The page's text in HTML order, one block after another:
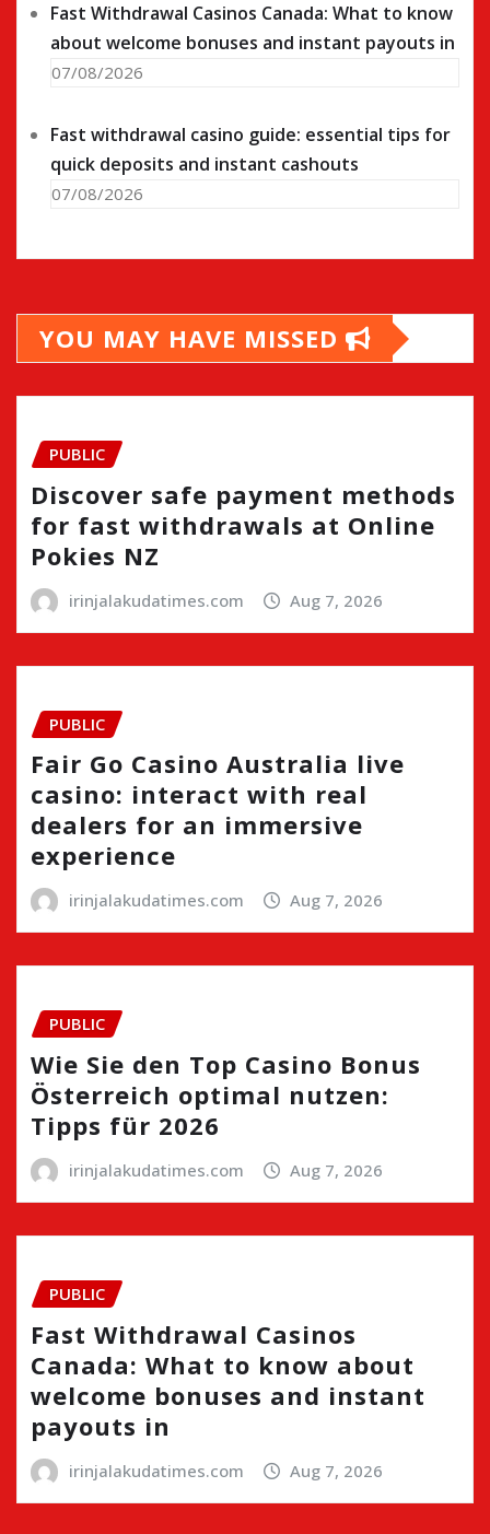
Fast Withdrawal Casinos Canada: What to know
about welcome bonuses and instant payouts in
07/08/2026
Fast withdrawal casino guide: essential tips for
quick deposits and instant cashouts
07/08/2026
YOU MAY HAVE MISSED
PUBLIC
Discover safe payment methods
for fast withdrawals at Online
Pokies NZ
irinjalakudatimes.com Aug 7, 2026
PUBLIC
Fair Go Casino Australia live
casino: interact with real
dealers for an immersive
experience
irinjalakudatimes.com Aug 7, 2026
PUBLIC
Wie Sie den Top Casino Bonus
Österreich optimal nutzen:
Tipps für 2026
irinjalakudatimes.com Aug 7, 2026
PUBLIC
Fast Withdrawal Casinos
Canada: What to know about
welcome bonuses and instant
payouts in
irinjalakudatimes.com Aug 7, 2026